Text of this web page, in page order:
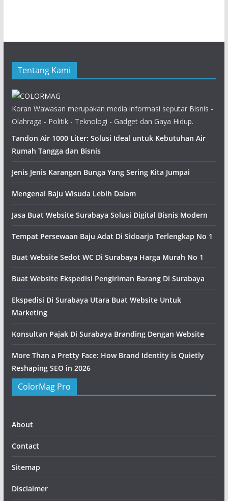
Tentang Kami
Koran Wawasan merupakan media informasi seputar Bisnis -
Olahraga - Politik - Teknologi - Gadget dan Gaya Hidup.
Tandon Air 1000 Liter: Solusi Ideal untuk Kebutuhan Air
Rumah Tangga dan Bisnis
Jenis Jenis Karangan Bunga Yang Sering Kita Jumpai
Mengenal Baju Wisuda Lebih Dalam
Jasa Buat Website Surabaya Solusi Digital Bisnis Modern
Tempat Persewaan Baju Adat Di Sidoarjo Terlengkap No 1
Buat Website Sedot WC Di Surabaya Harga Murah No 1
Buat Website Ekspedisi Pengiriman Barang Di Surabaya
Ekspedisi Di Surabaya Utara Buat Website Untuk
Marketing
Konsultan Pajak Di Surabaya Branding Dengan Website
More Than a Pretty Face: How Brand Identity is Quietly
Reshaping SEO in 2026
ColorMag Pro
About
Contact
Sitemap
Disclaimer